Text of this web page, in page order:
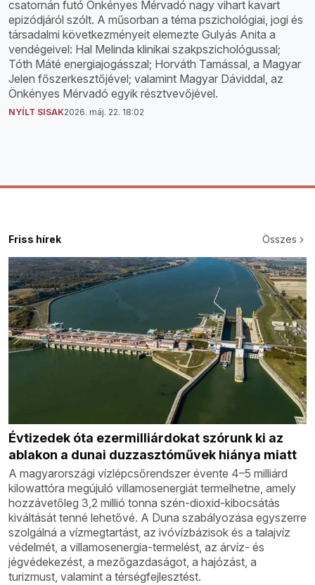
csatornán futó Önkényes Mérvadó nagy vihart kavart
epizódjáról szólt. A műsorban a téma pszichológiai, jogi és
társadalmi következményeit elemezte Gulyás Anita a
vendégeivel: Hal Melinda klinikai szakpszichológussal;
Tóth Máté energiajogásszal; Horváth Tamással, a Magyar
Jelen főszerkesztőjével; valamint Magyar Dáviddal, az
Önkényes Mérvadó egyik résztvevőjével.
NYÍLT SISAK2026. máj. 22. 18:02
Friss hírek Összes
Évtizedek óta ezermilliárdokat szórunk ki az
ablakon a dunai duzzasztóművek hiánya miatt
A magyarországi vízlépcsőrendszer évente 4–5 milliárd
kilowattóra megújuló villamosenergiát termelhetne, amely
hozzávetőleg 3,2 millió tonna szén-dioxid-kibocsátás
kiváltását tenné lehetővé. A Duna szabályozása egyszerre
szolgálná a vízmegtartást, az ivóvízbázisok és a talajvíz
védelmét, a villamosenergia-termelést, az árvíz- és
jégvédekezést, a mezőgazdaságot, a hajózást, a
turizmust, valamint a térségfejlesztést.